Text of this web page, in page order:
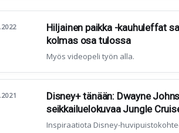
Hiljainen paikka -kauhuleffat
kolmas osa tulossa
Myös videopeli työn alla.
Disney+ tänään: Dwayne
seikkailuelokuvaa Jungle
Inspiraatiota Disney-